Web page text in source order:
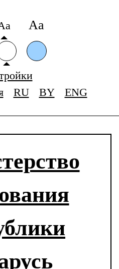
Аа
RU BY ENG